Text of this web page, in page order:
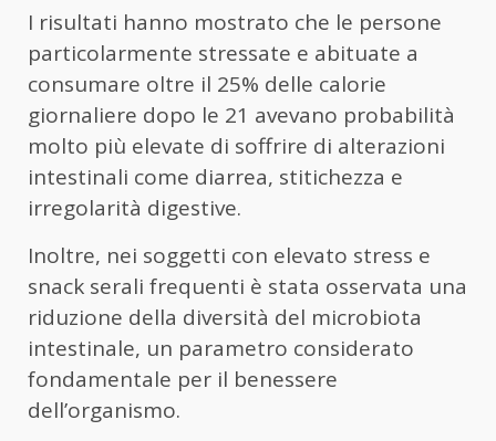
I risultati hanno mostrato che le persone
particolarmente stressate e abituate a
consumare oltre il 25% delle calorie
giornaliere dopo le 21 avevano probabilità
molto più elevate di soffrire di alterazioni
intestinali come diarrea, stitichezza e
irregolarità digestive.
Inoltre, nei soggetti con elevato stress e
snack serali frequenti è stata osservata una
riduzione della diversità del microbiota
intestinale, un parametro considerato
fondamentale per il benessere
dell’organismo.